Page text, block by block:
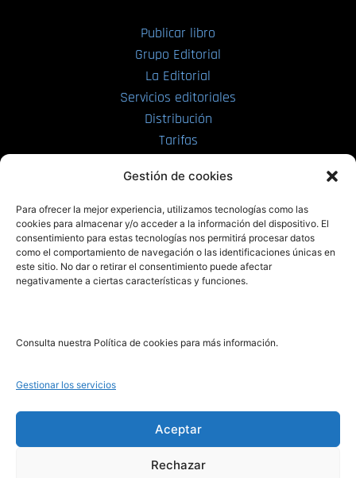
Gestión de cookies
Para ofrecer la mejor experiencia, utilizamos tecnologías como las
cookies para almacenar y/o acceder a la información del dispositivo. El
consentimiento para estas tecnologías nos permitirá procesar datos
como el comportamiento de navegación o las identificaciones únicas en
este sitio. No dar o retirar el consentimiento puede afectar
negativamente a ciertas características y funciones.
Consulta nuestra Política de cookies para más información.
Gestionar los servicios
Aceptar
Rechazar
Publicar libro
Grupo Editorial
La Editorial
Servicios editoriales
Distribución
Tarifas
PRL | Films
PRL | Play
PRL | LAB
Noticias
Legal
Aviso Legal